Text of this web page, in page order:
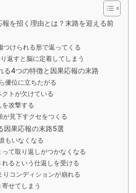
報を招く理由とは？末路を迎える前
つけられる形で返ってくる
返すと脳に定着してしまう
る4つの特徴と因果応報の末路
優位に立ちたがる
トが欠けている
攻撃する
見下すクセをつくる
因果応報の末路5選
もいなくなる
て取り返しがつかなくなる
るという仕返しを受ける
コンディションが崩れる
せてしまう